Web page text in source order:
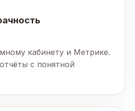
кабинету и Метрике.
с понятной